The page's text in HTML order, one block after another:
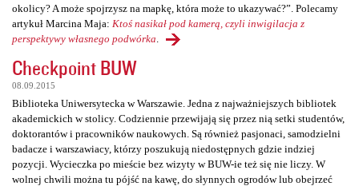
okolicy? A może spojrzysz na mapkę, która może to ukazywać?”. Polecamy
artykuł Marcina Maja: Ktoś nasikał pod kamerą, czyli inwigilacja z
perspektywy własnego podwórka
Checkpoint BUW
08.09.2015
Biblioteka Uniwersytecka w Warszawie. Jedna z najważniejszych bibliotek
akademickich w stolicy. Codziennie przewijają się przez nią setki studentów,
doktorantów i pracowników naukowych. Są również pasjonaci, samodzielni
badacze i warszawiacy, którzy poszukują niedostępnych gdzie indziej
pozycji. Wycieczka po mieście bez wizyty w BUW-ie też się nie liczy. W
wolnej chwili można tu pójść na kawę, do słynnych ogrodów lub obejrzeć